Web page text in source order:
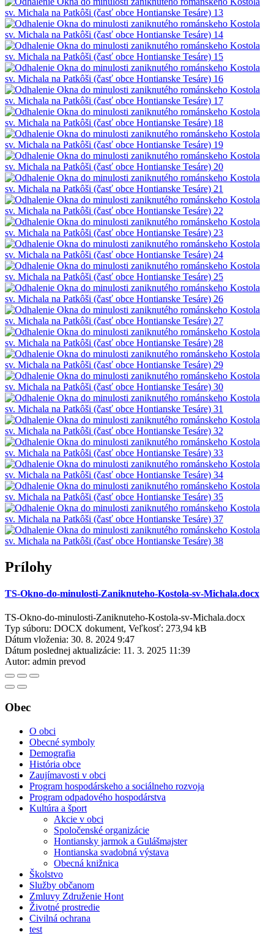
Prílohy
TS-Okno-do-minulosti-Zaniknuteho-Kostola-sv-Michala.docx
TS-Okno-do-minulosti-Zaniknuteho-Kostola-sv-Michala.docx
Typ súboru: DOCX dokument, Veľkosť: 273,94 kB
Dátum vloženia: 30. 8. 2024 9:47
Dátum poslednej aktualizácie: 11. 3. 2025 11:39
Autor: admin prevod
Obec
O obci
Obecné symboly
Demografia
História obce
Zaujímavosti v obci
Program hospodárskeho a sociálneho rozvoja
Program odpadového hospodárstva
Kultúra a šport
Akcie v obci
Spoločenské organizácie
Hontiansky jarmok a Gulášmajster
Hontianska svadobná výstava
Obecná knižnica
Školstvo
Služby občanom
Zmluvy Združenie Hont
Životné prostredie
Civilná ochrana
test